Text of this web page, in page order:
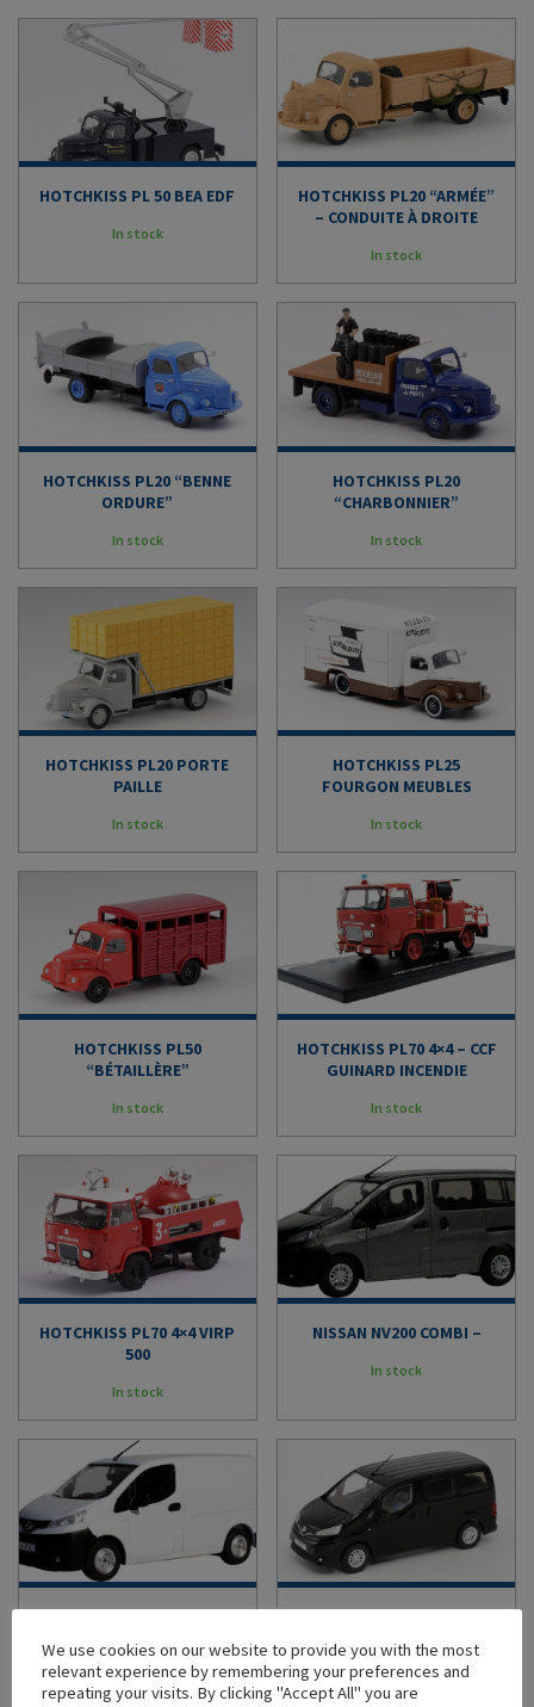
HOTCHKISS PL 50 BEA EDF
In stock
HOTCHKISS PL20 “ARMÉE”
– CONDUITE À DROITE
In stock
HOTCHKISS PL20 “BENNE
ORDURE”
In stock
HOTCHKISS PL20
“CHARBONNIER”
In stock
HOTCHKISS PL20 PORTE
PAILLE
In stock
HOTCHKISS PL25
FOURGON MEUBLES
In stock
HOTCHKISS PL50
“BÉTAILLÈRE”
In stock
HOTCHKISS PL70 4×4 – CCF
GUINARD INCENDIE
In stock
HOTCHKISS PL70 4×4 VIRP
500
In stock
NISSAN NV200 COMBI –
In stock
NISSAN NV200 EUROPEAN
In stock
NISSAN NV200 EVALIA
In stock
We use cookies on our website to provide you with the most
relevant experience by remembering your preferences and
repeating your visits. By clicking "Accept All" you are